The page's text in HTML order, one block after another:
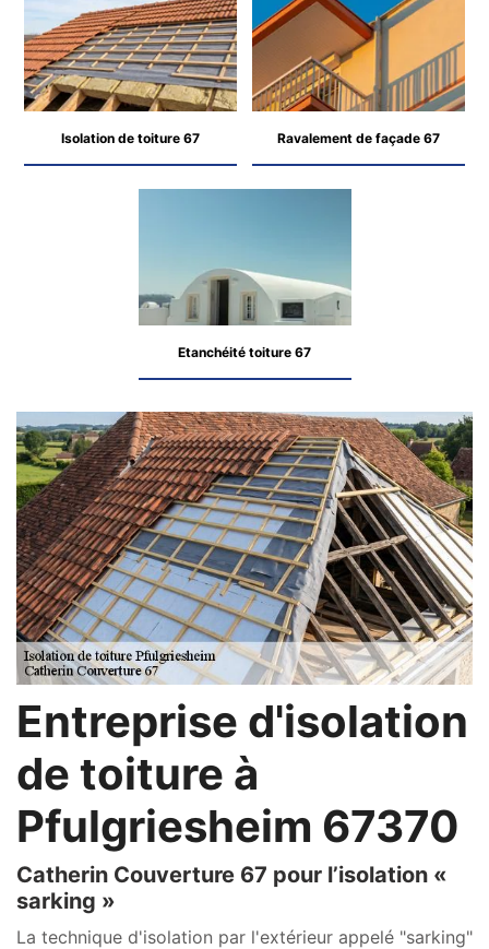
Isolation de toiture 67 Ravalement de façade 67
Etanchéité toiture 67
Entreprise d'isolation
de toiture à
Pfulgriesheim 67370
Catherin Couverture 67 pour l’isolation «
sarking »
La technique d'isolation par l'extérieur appelé "sarking"